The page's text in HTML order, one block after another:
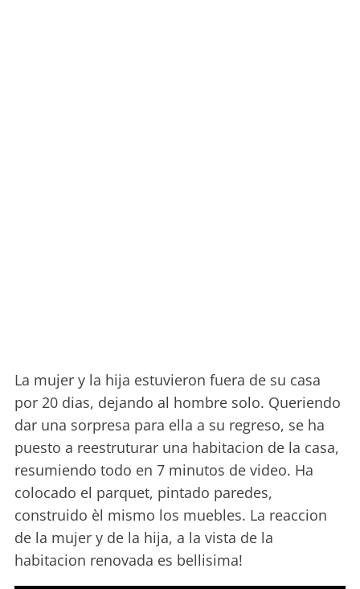
La mujer y la hija estuvieron fuera de su casa
por 20 dias, dejando al hombre solo. Queriendo
dar una sorpresa para ella a su regreso, se ha
puesto a reestruturar una habitacion de la casa,
resumiendo todo en 7 minutos de video. Ha
colocado el parquet, pintado paredes,
construido èl mismo los muebles. La reaccion
de la mujer y de la hija, a la vista de la
habitacion renovada es bellisima!